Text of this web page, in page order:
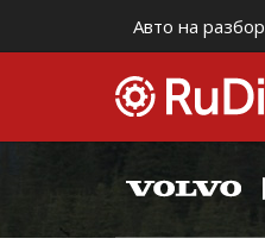
Авто на